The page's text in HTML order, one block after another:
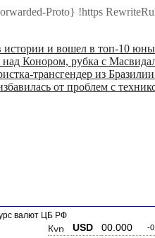
Proto} !https
и вошел в топ-10
Конором, рубка с
трансгендер из
от проблем с
валют ЦБ РФ
USD 00.000 -0.000